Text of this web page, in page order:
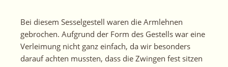
Bei diesem Sesselgestell waren die Armlehnen
gebrochen. Aufgrund der Form des Gestells war eine
Verleimung nicht ganz einfach, da wir besonders
darauf achten mussten, dass die Zwingen fest sitzen